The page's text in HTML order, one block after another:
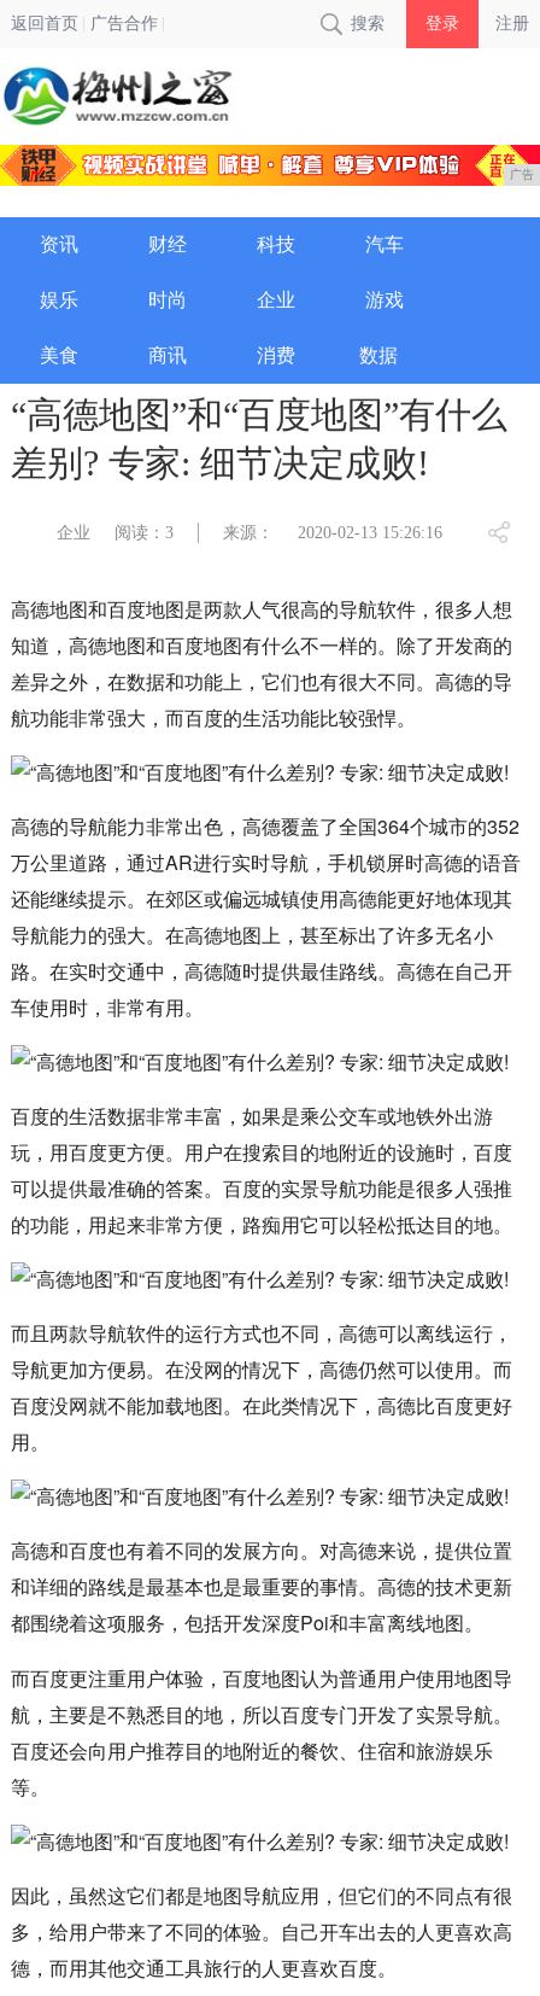
返回首页 广告合作 搜索 登录 注册
广告
资讯 财经 科技 汽车
娱乐 时尚 企业 游戏
美食 商讯 消费 数据
“高德地图”和“百度地图”有什么
差别? 专家: 细节决定成败!
企业 阅读：3 来源： 2020-02-13 15:26:16
高德地图和百度地图是两款人气很高的导航软件，很多人想
知道，高德地图和百度地图有什么不一样的。除了开发商的
差异之外，在数据和功能上，它们也有很大不同。高德的导
航功能非常强大，而百度的生活功能比较强悍。
高德的导航能力非常出色，高德覆盖了全国364个城市的352
万公里道路，通过AR进行实时导航，手机锁屏时高德的语音
还能继续提示。在郊区或偏远城镇使用高德能更好地体现其
导航能力的强大。在高德地图上，甚至标出了许多无名小
路。在实时交通中，高德随时提供最佳路线。高德在自己开
车使用时，非常有用。
百度的生活数据非常丰富，如果是乘公交车或地铁外出游
玩，用百度更方便。用户在搜索目的地附近的设施时，百度
可以提供最准确的答案。百度的实景导航功能是很多人强推
的功能，用起来非常方便，路痴用它可以轻松抵达目的地。
而且两款导航软件的运行方式也不同，高德可以离线运行，
导航更加方便易。在没网的情况下，高德仍然可以使用。而
百度没网就不能加载地图。在此类情况下，高德比百度更好
用。
高德和百度也有着不同的发展方向。对高德来说，提供位置
和详细的路线是最基本也是最重要的事情。高德的技术更新
都围绕着这项服务，包括开发深度Poi和丰富离线地图。
而百度更注重用户体验，百度地图认为普通用户使用地图导
航，主要是不熟悉目的地，所以百度专门开发了实景导航。
百度还会向用户推荐目的地附近的餐饮、住宿和旅游娱乐
等。
因此，虽然这它们都是地图导航应用，但它们的不同点有很
多，给用户带来了不同的体验。自己开车出去的人更喜欢高
德，而用其他交通工具旅行的人更喜欢百度。